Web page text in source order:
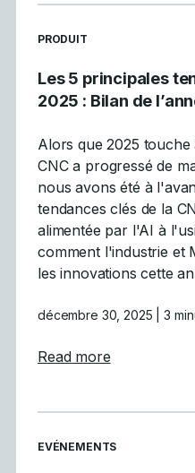
READ MORE ARTICLES ABOUT
PRODUIT
Les 5 principales
2025 : Bilan de
Alors que 2025
CNC a progressé de
nous avons été à
tendances clés de la
alimentée par l'AI à
comment l'industrie et
les innovations cette
décembre 30, 2025 | 3
Read moreabout Les 5
READ MORE ARTICLES ABOUT
EVÉNEMENTS